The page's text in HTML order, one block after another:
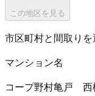
この地区を見る
市区町村と間取り
マンション名
コープ野村亀戸 西